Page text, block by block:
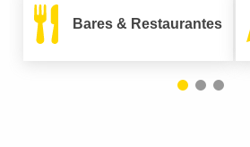
Bares & Restaurantes